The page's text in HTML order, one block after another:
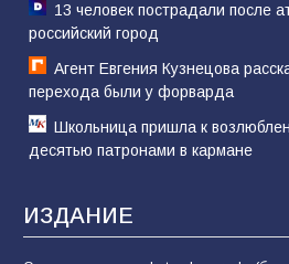
13 человек пострадали после
российский город
Агент Евгения Кузнецова
перехода были у форварда
Школьница пришла к
десятью патронами в кармане
ИЗДАНИЕ